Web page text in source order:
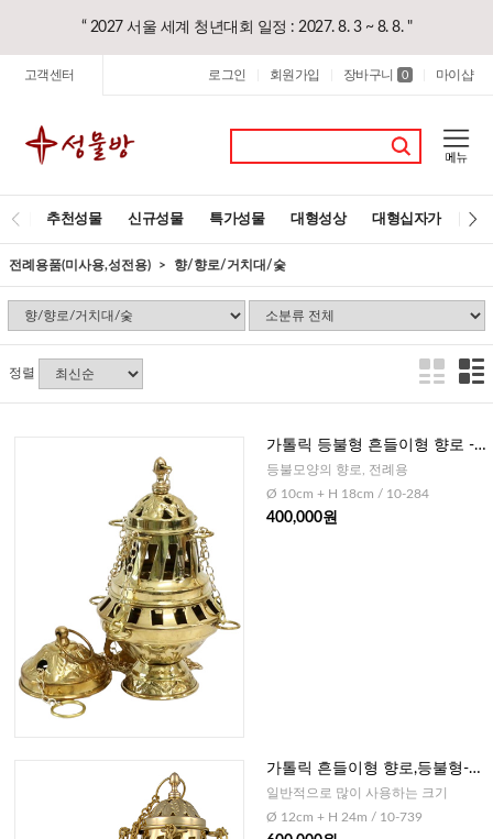
“ 2027 서울 세계 청년대회 일정 : 2027. 8. 3 ~ 8. 8. "
고객센터 로그인 회원가입 장바구니 0 마이샵
추천성물 신규성물 특가성물 대형성상 대형십자가 레
전례용품(미사용,성전용) 향/향로/거치대/숯
정렬
가톨릭 등불형 흔들이형 향로 -
소 (독일)
등불모양의 향로, 전례용
Ø 10cm + H 18cm / 10-284
400,000원
가톨릭 흔들이형 향로,등불형-중
(독일)
일반적으로 많이 사용하는 크기
Ø 12cm + H 24m / 10-739